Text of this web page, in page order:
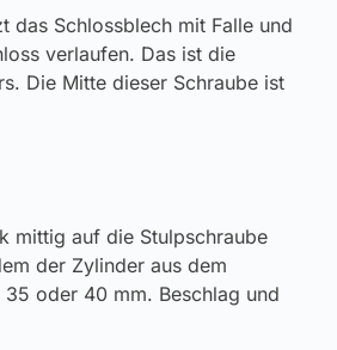
das Schlossblech mit Falle und
verlaufen. Das ist die
Die Mitte dieser Schraube ist
mittig auf die Stulpschraube
der Zylinder aus dem
oder 40 mm. Beschlag und